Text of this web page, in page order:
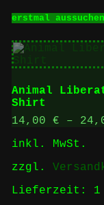
erstmal aussuchen
Animal
Shirt
14,00 € –
inkl. MwSt.
zzgl.
Lieferzeit: 1